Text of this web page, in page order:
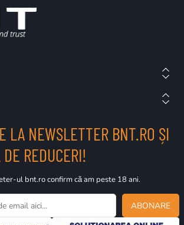
LA NEWSLETTER BNT.RO ȘI
REDUCERI!
ul bnt.ro confirm că am peste 18 ani.
ABONARE